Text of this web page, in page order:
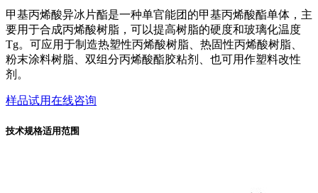
甲基丙烯酸异冰片酯是一种单官能团的甲基丙烯酸酯单体，主
要用于合成丙烯酸树脂，可以提高树脂的硬度和玻璃化温度
Tg。可应用于制造热塑性丙烯酸树脂、热固性丙烯酸树脂、
粉末涂料树脂、双组分丙烯酸酯胶粘剂、也可用作塑料改性
剂。
样品试用在线咨询
技术规格适用范围